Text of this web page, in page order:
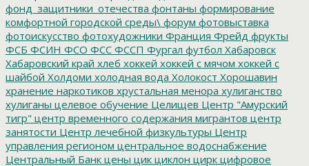
фонд_защитники_отечества фонтаны формирование
комфортной городской среды\ форум фотовыставка
фотоискусство фотохудожники Франция Фрейд фрукты
ФСБ ФСИН ФСО ФСС ФССП Фургал футбол Хабаровск
Хабаровский край хлеб хоккей хоккей с мячом хоккей с
шайбой Холдоми холодная вода Холокост Хорошавин
хранение наркотиков хрустальная менора хулиганство
хулиганы целевое обучение Целищев Центр "Амурский
тигр" центр временного содержания мигрантов центр
занятости Центр лечебной физкультуры Центр
управления регионом центральное водоснабжение
Центральный Банк цены цик циклон цирк цифровое